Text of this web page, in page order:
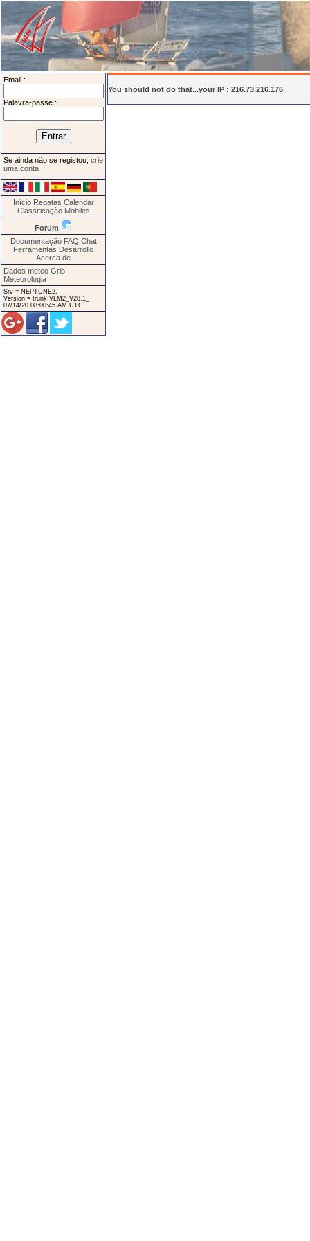
Email :
Palavra-passe :
Se ainda não se registou, crie
uma conta
Início Regatas Calendar
Classificação Mobiles
Forum
Documentação FAQ Chat
Ferramentas Desarrollo
Acerca de
Dados meteo Grib
Meteorologia
Srv = NEPTUNE2.
Version = trunk VLM2_V28.1_
07/14/20 08:00:45 AM UTC
You should not do that...your IP : 216.73.216.176